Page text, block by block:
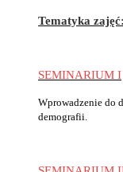
Tematyka zajęć:
SEMINARIUM I
Wprowadzenie do
demografii.